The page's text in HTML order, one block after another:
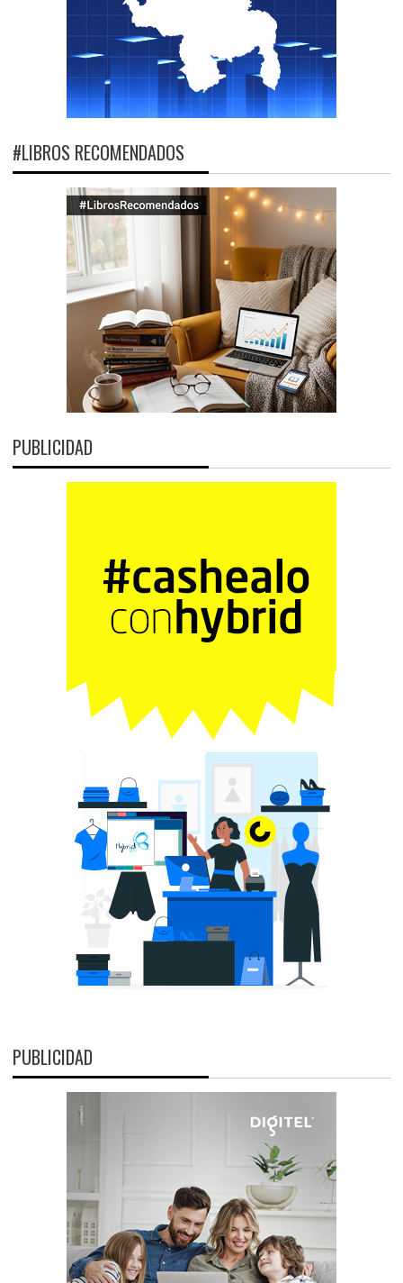
#LIBROS RECOMENDADOS
PUBLICIDAD
PUBLICIDAD